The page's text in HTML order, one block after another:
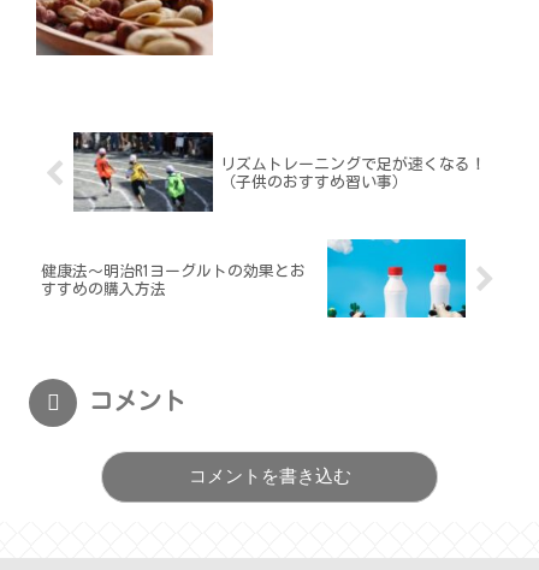
リズムトレーニングで足が速くなる！
（子供のおすすめ習い事）
健康法〜明治R1ヨーグルトの効果とお
すすめの購入方法
コメント
コメントを書き込む